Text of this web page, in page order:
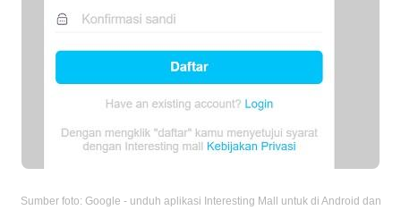
Sumber foto: Google - unduh aplikasi Interesting Mall untuk di Android dan